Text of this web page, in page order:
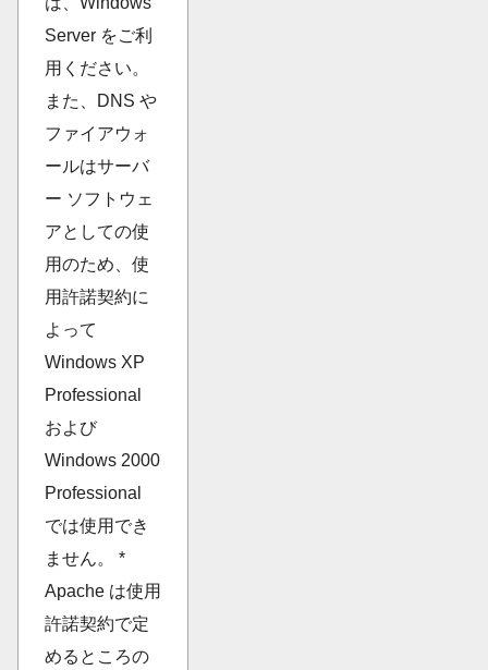
Server をご利
用ください。
また、DNS や
ファイアウォ
ールはサーバ
ー ソフトウェ
アとしての使
用のため、使
用許諾契約に
よって
Windows XP
Professional
および
Windows 2000
Professional
では使用でき
ません。 *
Apache は使用
許諾契約で定
めるところの